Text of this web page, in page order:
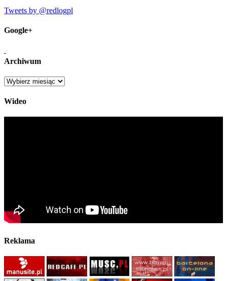
Tweets by @redlogpl
Google+
Archiwum
Archiwum
Wideo
Reklama